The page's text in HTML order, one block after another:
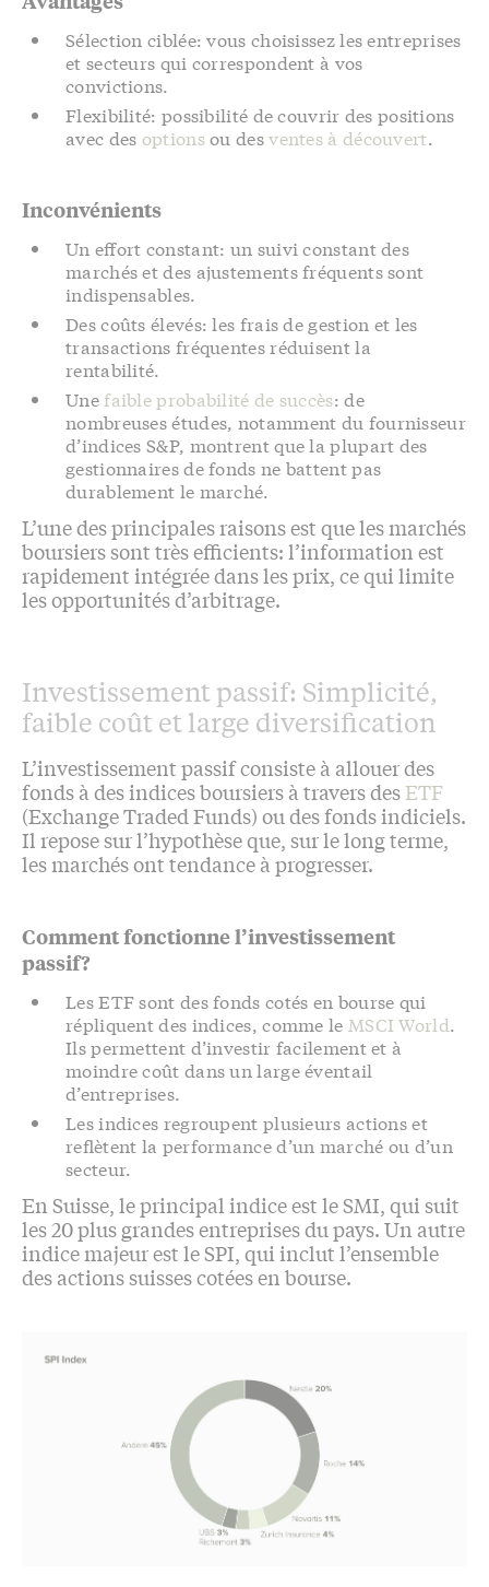
Sélection ciblée: vous choisissez les entreprises
et secteurs qui correspondent à vos
convictions.
Flexibilité: possibilité de couvrir des positions
avec des optionsou desventes à découvert.
Inconvénients
Un effort constant: un suivi constant des
marchés et des ajustements fréquents sont
indispensables.
Des coûts élevés: les frais de gestion et les
transactions fréquentes réduisent la
rentabilité.
Une faible probabilité de succès: de
nombreuses études, notamment du fournisseur
d’indices S&P, montrent que la plupart des
gestionnaires de fonds ne battent pas
durablement le marché.
L’une des principales raisons est que les marchés
boursiers sont très efficients: l’information est
rapidement intégrée dans les prix, ce qui limite
les opportunités d’arbitrage.
Investissement passif: Simplicité,
faible coût et large diversification
L’investissement passif consiste à allouer des
fonds à des indices boursiers à travers desETF
(Exchange Traded Funds) ou des fonds indiciels.
Il repose sur l’hypothèse que, sur le long terme,
les marchés ont tendance à progresser.
Comment fonctionne l’investissement
passif?
Les ETF sont des fonds cotés en bourse qui
répliquent des indices, comme le MSCI World.
Ils permettent d’investir facilement et à
moindre coût dans un large éventail
d’entreprises.
Les indices regroupent plusieurs actions et
reflètent la performance d’un marché ou d’un
secteur.
En Suisse, le principal indice est le SMI, qui suit
les 20 plus grandes entreprises du pays. Un autre
indice majeur est le SPI, qui inclut l’ensemble
des actions suisses cotées en bourse.